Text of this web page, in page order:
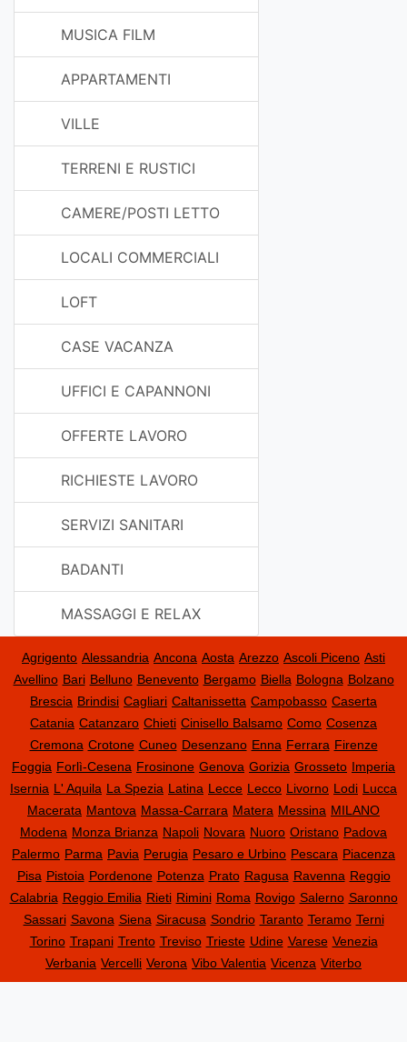
MUSICA FILM
APPARTAMENTI
VILLE
TERRENI E RUSTICI
CAMERE/POSTI LETTO
LOCALI COMMERCIALI
LOFT
CASE VACANZA
UFFICI E CAPANNONI
OFFERTE LAVORO
RICHIESTE LAVORO
SERVIZI SANITARI
BADANTI
MASSAGGI E RELAX
Agrigento Alessandria Ancona Aosta Arezzo Ascoli Piceno Asti
Avellino Bari Belluno Benevento Bergamo Biella Bologna Bolzano
Brescia Brindisi Cagliari Caltanissetta Campobasso Caserta
Catania Catanzaro Chieti Cinisello Balsamo Como Cosenza
Cremona Crotone Cuneo Desenzano Enna Ferrara Firenze
Foggia Forlì-Cesena Frosinone Genova Gorizia Grosseto Imperia
Isernia L' Aquila La Spezia Latina Lecce Lecco Livorno Lodi Lucca
Macerata Mantova Massa-Carrara Matera Messina MILANO
Modena Monza Brianza Napoli Novara Nuoro Oristano Padova
Palermo Parma Pavia Perugia Pesaro e Urbino Pescara Piacenza
Pisa Pistoia Pordenone Potenza Prato Ragusa Ravenna Reggio
Calabria Reggio Emilia Rieti Rimini Roma Rovigo Salerno Saronno
Sassari Savona Siena Siracusa Sondrio Taranto Teramo Terni
Torino Trapani Trento Treviso Trieste Udine Varese Venezia
Verbania Vercelli Verona Vibo Valentia Vicenza Viterbo